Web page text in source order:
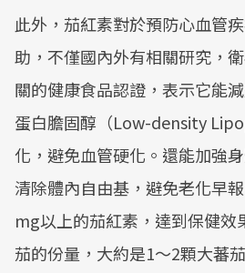
此外，茄紅素對於預防心血管
助，不僅國內外有相關研究，
關的健康食品認證，表示它能
蛋白膽固醇（Low-density
化，避免血管硬化。還能加強
清除體內自由基，避免老化早
mg以上的茄紅素，達到保健效
茄的份量，大約是1～2顆大蕃